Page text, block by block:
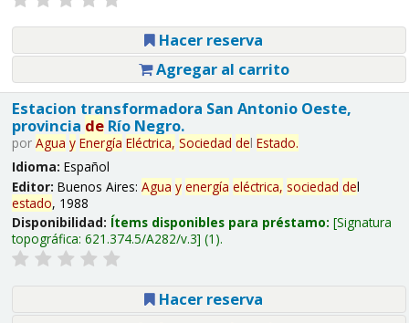
Hacer reserva
Agregar al carrito
Estacion transformadora San Antonio Oeste,
provincia deRío Negro.
por Agua y Energía Eléctrica, Sociedad del Estado.
Idioma: Español
Editor: Buenos Aires: Agua y energía eléctrica, sociedad del
estado, 1988
Disponibilidad: Ítems disponibles para préstamo: Signatura
topográfica: 621.374.5/A282/v.3 (1).
Hacer reserva